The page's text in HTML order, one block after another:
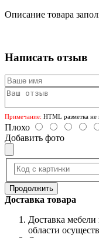
Описание товара
Написать отзыв
Примечание: HTML разметка не
Плохо
Добавить фото
Продолжить
Доставка товара
Доставка
области